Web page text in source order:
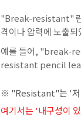
"Break-resistant" 란
격이나 압력에 노출
예를 들어, "break-
resistant pencil
※ "Resistant"는 '저
여기서는 '내구성이